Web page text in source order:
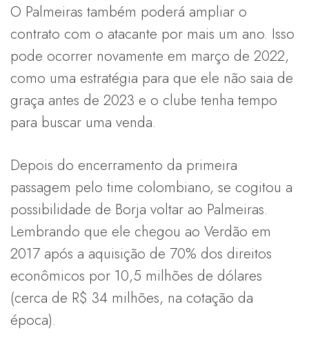
O Palmeiras também poderá ampliar o
contrato com o atacante por mais um ano. Isso
pode ocorrer novamente em março de 2022,
como uma estratégia para que ele não saia de
graça antes de 2023 e o clube tenha tempo
para buscar uma venda.
Depois do encerramento da primeira
passagem pelo time colombiano, se cogitou a
possibilidade de Borja voltar ao Palmeiras.
Lembrando que ele chegou ao Verdão em
2017 após a aquisição de 70% dos direitos
econômicos por 10,5 milhões de dólares
(cerca de R$ 34 milhões, na cotação da
época).